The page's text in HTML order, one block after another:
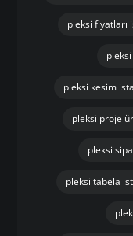
pleksi fiyatları
pleksi kesim
pleksi proje
pleksi
pleksi tabela